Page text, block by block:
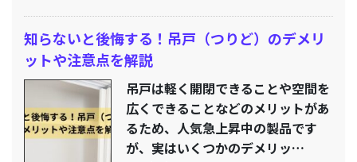
知らないと後悔する！吊戸（つりど）のデメリ
ットや注意点を解説
吊戸は軽く開閉できることや空間を
広くできることなどのメリットがあ
るため、人気急上昇中の製品です
が、実はいくつかのデメリッ…